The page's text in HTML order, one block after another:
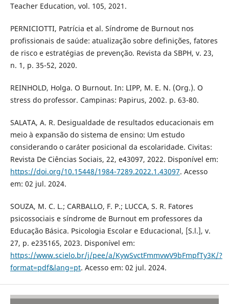
Teacher Education, vol. 105, 2021.
PERNICIOTTI, Patrícia et al. Síndrome de Burnout nos
profissionais de saúde: atualização sobre definições, fatores
de risco e estratégias de prevenção. Revista da SBPH, v. 23,
n. 1, p. 35-52, 2020.
REINHOLD, Holga. O Burnout. In: LIPP, M. E. N. (Org.). O
stress do professor. Campinas: Papirus, 2002. p. 63-80.
SALATA, A. R. Desigualdade de resultados educacionais em
meio à expansão do sistema de ensino: Um estudo
considerando o caráter posicional da escolaridade. Civitas:
Revista De Ciências Sociais, 22, e43097, 2022. Disponível em:
https://doi.org/10.15448/1984-7289.2022.1.43097. Acesso
em: 02 jul. 2024.
SOUZA, M. C. L.; CARBALLO, F. P.; LUCCA, S. R. Fatores
psicossociais e síndrome de Burnout em professores da
Educação Básica. Psicologia Escolar e Educacional, [S.l.], v.
27, p. e235165, 2023. Disponível em:
https://www.scielo.br/j/pee/a/KywSvctFmmvwV9bFmpfTy3K/?
format=pdf&lang=pt. Acesso em: 02 jul. 2024.